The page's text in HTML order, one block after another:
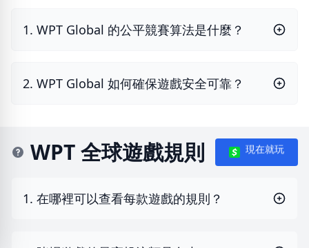
1. WPT Global 的公平競賽算法是什麼？
2. WPT Global 如何確保遊戲安全可靠？
WPT 全球遊戲規則 現在就玩
1. 在哪裡可以查看每款遊戲的規則？